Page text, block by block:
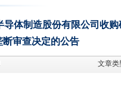
体制造股份有限公司收
断审查决定的公告
文章类